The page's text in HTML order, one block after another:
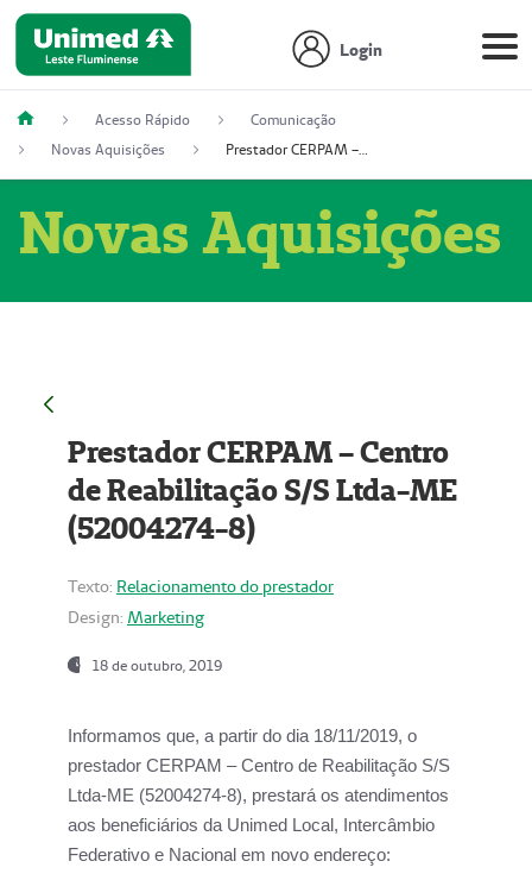
Login
Acesso Rápido
Comunicação
Novas Aquisições
Prestador CERPAM – Centro de Reabilitação S/S Ltda-ME (52004274-8)
Novas Aquisições
Prestador CERPAM – Centro
de Reabilitação S/S Ltda-ME
(52004274-8)
Texto: Relacionamento do prestador
Design: Marketing
18 de outubro, 2019
Informamos que, a partir do dia 18/11/2019, o
prestador CERPAM – Centro de Reabilitação S/S
Ltda-ME (52004274-8), prestará os atendimentos
aos beneficiários da Unimed Local, Intercâmbio
Federativo e Nacional em novo endereço: